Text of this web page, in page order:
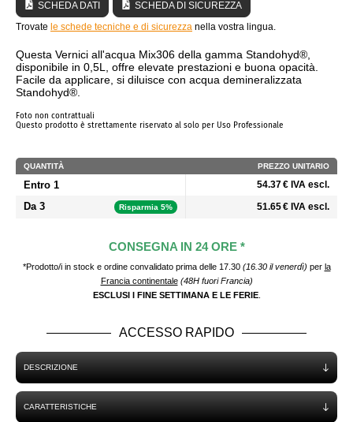
SCHEDA DATI
SCHEDA DI SICUREZZA
Trovate le schede tecniche e di sicurezza nella vostra lingua.
Questa Vernici all'acqua Mix306 della gamma Standohyd®,
disponibile in 0,5L, offre elevate prestazioni e buona opacità.
Facile da applicare, si diluisce con acqua demineralizzata
Standohyd®.
Foto non contrattuali
Questo prodotto è strettamente riservato al solo per Uso Professionale
QUANTITÀ PREZZO UNITARIO
Entro 1 54.37 € IVA escl.
Da 3 Risparmia 5% 51.65 € IVA escl.
CONSEGNA IN 24 ORE *
*Prodotto/i in stock e ordine convalidato prima delle 17.30 (16.30 il venerdì) per la
Francia continentale (48H fuori Francia)
ESCLUSI I FINE SETTIMANA E LE FERIE.
ACCESSO RAPIDO
DESCRIZIONE
CARATTERISTICHE